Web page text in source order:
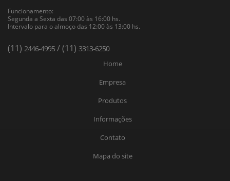
Funcionamento:
Segunda a Sexta das 07:00 às 16:00 hs.
Intervalo para o almoço das 12:00 às 13:00 hs.
(11) 2446-4995 / (11) 3313-6250
Home
Empresa
Produtos
Informações
Contato
Mapa do site